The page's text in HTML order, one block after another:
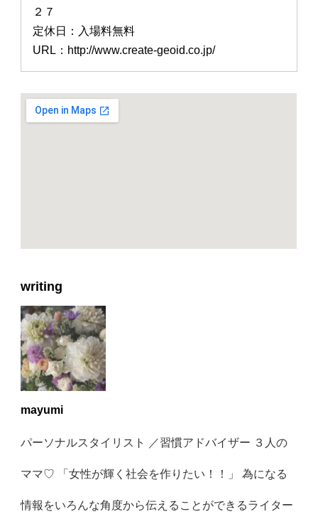
２７
定休日：入場料無料
URL：http://www.create-geoid.co.jp/
writing
mayumi
パーソナルスタイリスト ／習慣アドバイザー ３人の
ママ♡ 「女性が輝く社会を作りたい！！」 為になる
情報をいろんな角度から伝えることができるライター